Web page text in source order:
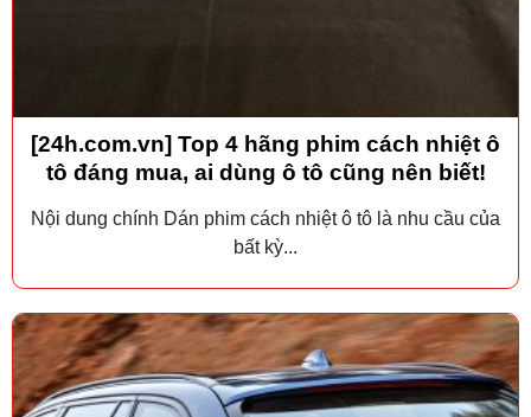
[24h.com.vn] Top 4 hãng phim cách nhiệt ô
tô đáng mua, ai dùng ô tô cũng nên biết!
Nội dung chính Dán phim cách nhiệt ô tô là nhu cầu của
bất kỳ...